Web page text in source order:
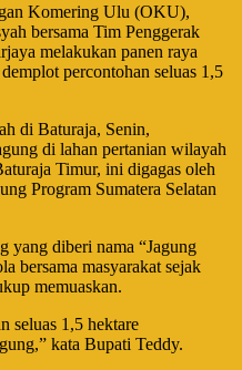
Komering Ulu (OKU),
bersama Tim Penggerak
melakukan panen raya
percontohan seluas 1,5
di Baturaja, Senin,
di lahan pertanian wilayah
Timur, ini digagas oleh
Program Sumatera Selatan
yang diberi nama “Jagung
bersama masyarakat sejak
memuaskan.
seluas 1,5 hektare
kata Bupati Teddy.